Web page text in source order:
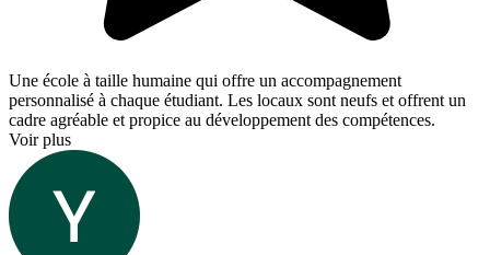
Une école à taille humaine qui offre un accompagnement
personnalisé à chaque étudiant. Les locaux sont neufs et offrent un
cadre agréable et propice au développement des compétences.
Voir plus